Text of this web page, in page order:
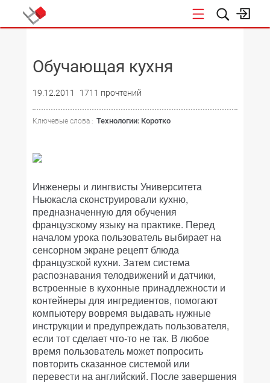
Обучающая кухня
19.12.2011 1711 прочтений
Ключевые слова : Технологии: Коротко
Инженеры и лингвисты Университета
Ньюкасла сконструировали кухню,
предназначенную для обучения
французскому языку на практике. Перед
началом урока пользователь выбирает на
сенсорном экране рецепт блюда
французской кухни. Затем система
распознавания телодвижений и датчики,
встроенные в кухонные принадлежности и
контейнеры для ингредиентов, помогают
компьютеру вовремя выдавать нужные
инструкции и предупреждать пользователя,
если тот сделает что-то не так. В любое
время пользователь может попросить
повторить сказанное системой или
перевести на английский. После завершения